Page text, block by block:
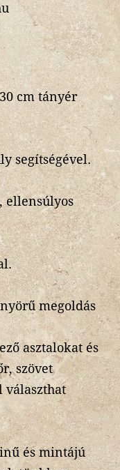
cm tányér
segítségével.
ellensúlyos
megoldás
asztalokat és
szövet
választhat
és mintájú